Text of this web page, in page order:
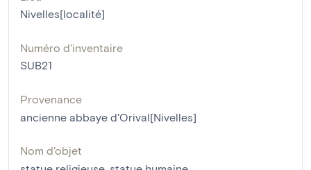
Nivelles[localité]
Numéro d'inventaire
SUB21
Provenance
ancienne abbaye d'Orival[Nivelles]
Nom d'objet